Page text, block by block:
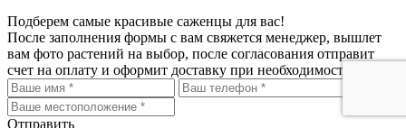
Подберем самые красивые саженцы для вас!
После заполнения формы с вам свяжется менеджер, вышлет
вам фото растений на выбор, после согласования отправит
счет на оплату и оформит доставку при необходимости.
Отправить